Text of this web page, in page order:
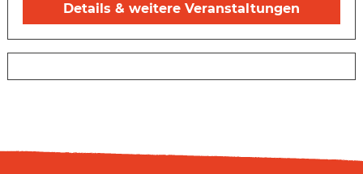
Details & weitere Veranstaltungen